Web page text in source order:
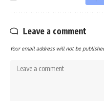
Leave a comment
Your email address will not be